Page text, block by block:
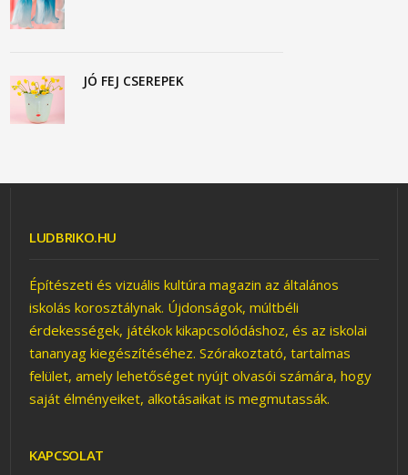
JÓ FEJ CSEREPEK
LUDBRIKO.HU
Építészeti és vizuális kultúra magazin az általános
iskolás korosztálynak. Újdonságok, múltbéli
érdekességek, játékok kikapcsolódáshoz, és az iskolai
tananyag kiegészítéséhez. Szórakoztató, tartalmas
felület, amely lehetőséget nyújt olvasói számára, hogy
saját élményeiket, alkotásaikat is megmutassák.
KAPCSOLAT